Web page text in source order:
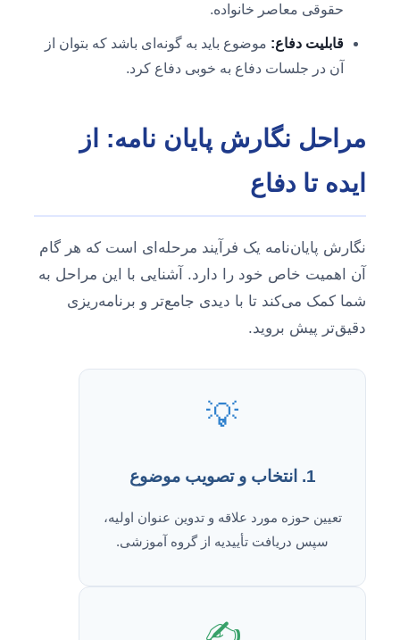
حقوقی معاصر خانواده.
قابلیت دفاع: موضوع باید به گونه‌ای باشد که بتوان از
آن در جلسات دفاع به خوبی دفاع کرد.
مراحل نگارش پایان نامه: از
ایده تا دفاع
نگارش پایان‌نامه یک فرآیند مرحله‌ای است که هر گام
آن اهمیت خاص خود را دارد. آشنایی با این مراحل به
شما کمک می‌کند تا با دیدی جامع‌تر و برنامه‌ریزی
دقیق‌تر پیش بروید.
💡
1. انتخاب و تصویب موضوع
تعیین حوزه مورد علاقه و تدوین عنوان اولیه،
سپس دریافت تأییدیه از گروه آموزشی.